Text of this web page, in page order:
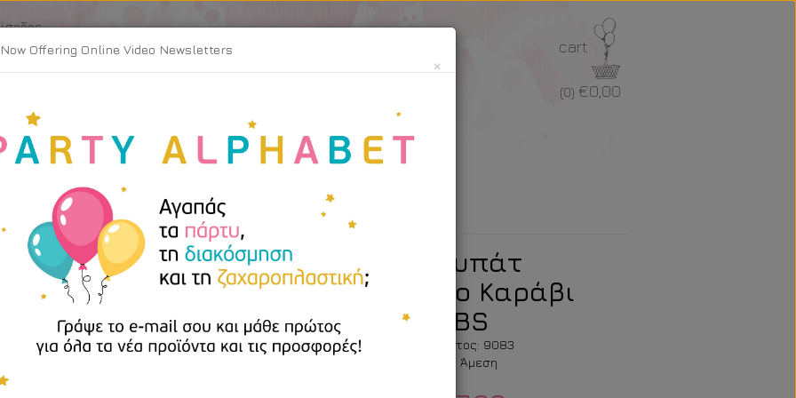
cart
(0) €0,00
Σετ Στάμπες Με Κουπάτ
Σετ Κουπάτ
Χάρτινο Καράβι
2τμχ CBS
Κωδικός προϊόντος: 9083
Διαθεσιμότητα: Άμεση
Offering Online Video Newsletters
×